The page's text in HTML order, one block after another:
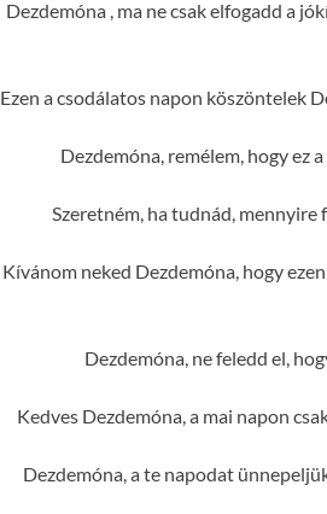
Dezdemóna , ma ne csak elfogadd a
Ezen a csodálatos napon köszöntelek
Dezdemóna, remélem, hogy ez
Szeretném, ha tudnád,
Kívánom neked Dezdemóna, hogy
Dezdemóna, ne feledd el,
Kedves Dezdemóna, a mai napon
Dezdemóna, a te napodat